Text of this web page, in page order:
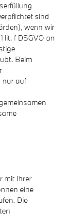
sind
wenn wir
lit. f DSGVO an
Beim
nur auf
mit Ihrer
eine
Die